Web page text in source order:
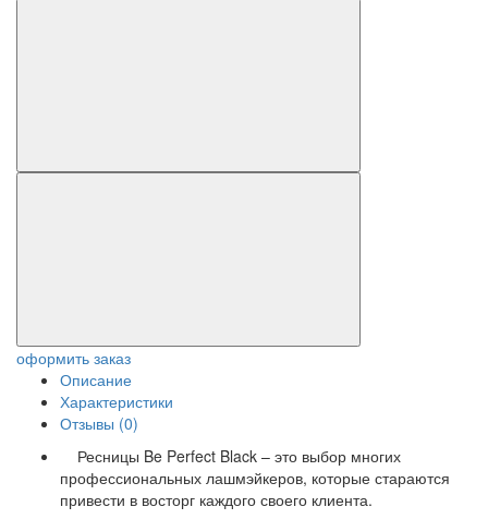
оформить заказ
Описание
Характеристики
Отзывы (0)
Ресницы Be Perfect Black – это выбор многих
профессиональных лашмэйкеров, которые стараются
привести в восторг каждого своего клиента.